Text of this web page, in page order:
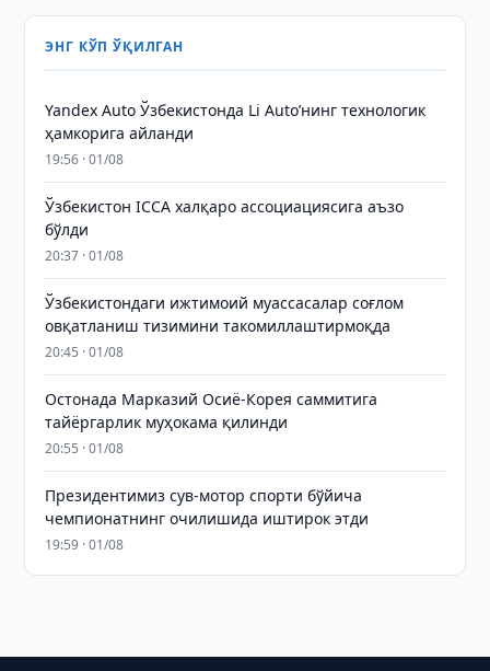
ЭНГ КЎП ЎҚИЛГАН
Yandex Auto Ўзбекистонда Li Auto’нинг технологик
ҳамкорига айланди
19:56 · 01/08
Ўзбекистон ICCA халқаро ассоциациясига аъзо
бўлди
20:37 · 01/08
Ўзбекистондаги ижтимоий муассасалар соғлом
овқатланиш тизимини такомиллаштирмоқда
20:45 · 01/08
Остонада Марказий Осиё-Корея саммитига
тайёргарлик муҳокама қилинди
20:55 · 01/08
Президентимиз сув-мотор спорти бўйича
чемпионатнинг очилишида иштирок этди
19:59 · 01/08